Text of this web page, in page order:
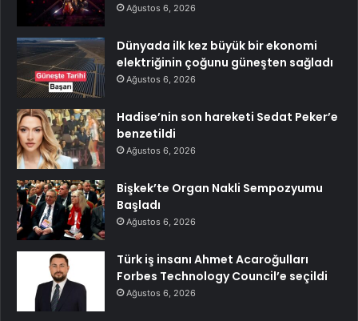
Ağustos 6, 2026
Dünyada ilk kez büyük bir ekonomi
elektriğinin çoğunu güneşten sağladı
Ağustos 6, 2026
Hadise’nin son hareketi Sedat Peker’e
benzetildi
Ağustos 6, 2026
Bişkek’te Organ Nakli Sempozyumu
Başladı
Ağustos 6, 2026
Türk iş insanı Ahmet Acaroğulları
Forbes Technology Council’e seçildi
Ağustos 6, 2026